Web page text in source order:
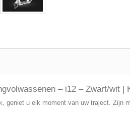
– i12 – Zwart/wit |
geniet u elk moment van uw traject.